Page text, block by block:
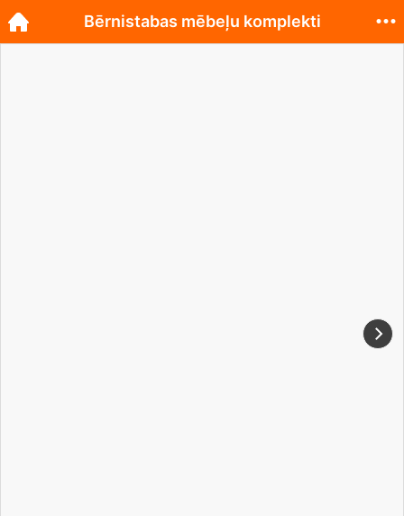
Bērnistabas mēbeļu komplekti